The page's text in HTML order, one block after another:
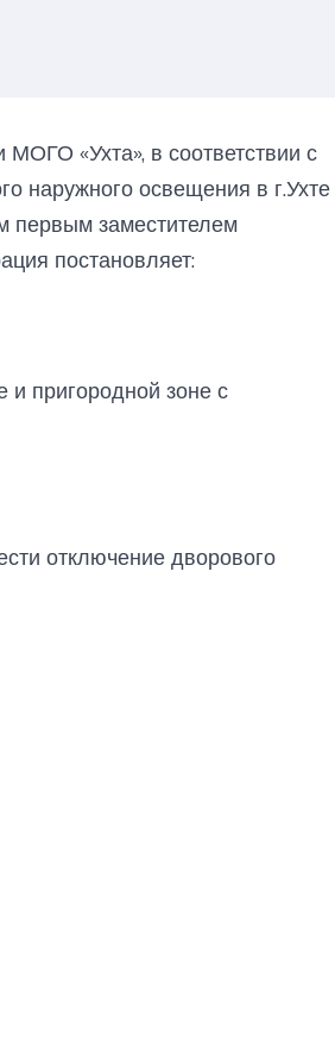
«Ухта», в соответствии с
наружного освещения в г.Ухте
первым заместителем
постановляет:
и пригородной зоне с
отключение дворового